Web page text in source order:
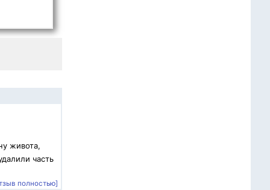
живота,
часть
полностью]